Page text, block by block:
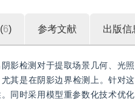
6) 参考文献 出版信
影检测对于提取场景几何、光
其是在阴影边界检测上。针对
同时采用模型重参数化技术优